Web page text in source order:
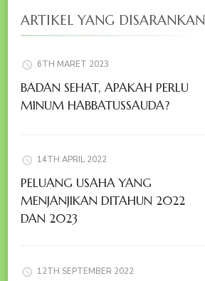
ARTIKEL YANG DISARANKAN
6TH MARET 2023
BADAN SEHAT, APAKAH PERLU
MINUM HABBATUSSAUDA?
14TH APRIL 2022
PELUANG USAHA YANG
MENJANJIKAN DITAHUN 2022
DAN 2023
12TH SEPTEMBER 2022